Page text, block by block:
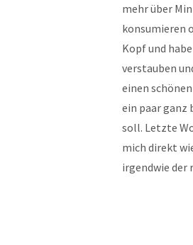
mehr über
konsumieren
Kopf und
verstauben
einen
ein paar ganz
soll. Letzte
mich direkt
irgendwie der